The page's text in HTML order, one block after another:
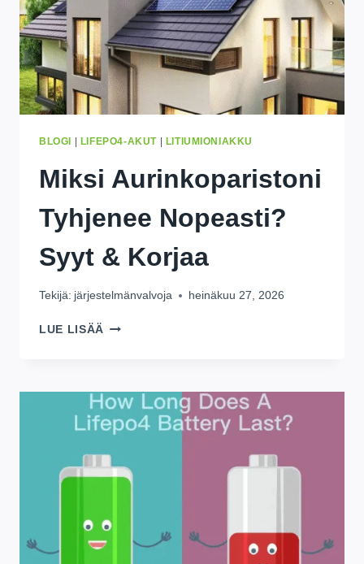
BLOGI | LIFEPO4-AKUT| LITIUMIONIAKKU
Miksi Aurinkoparistoni
Tyhjenee Nopeasti?
Syyt & Korjaa
Tekijä: järjestelmänvalvoja heinäkuu 27, 2026
LUE LISÄÄ MIKSI
SYYT
&
KORJAA